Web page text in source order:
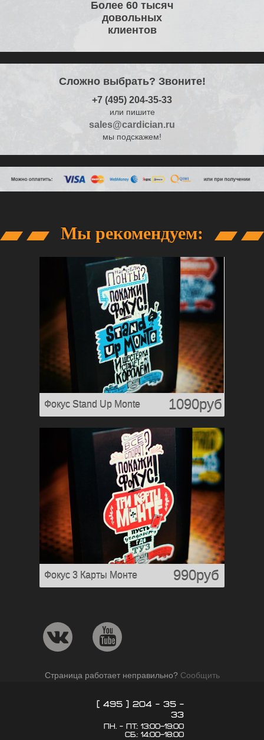
Более 60 тысяч
довольных
клиентов
Сложно выбрать? Звоните!
+7 (495) 204-35-33
или пишите
sales@cardician.ru
мы подскажем!
Мы рекомендуем:
Фокус Stand Up Monte 1090руб
Фокус 3 Карты Монте 990руб
Страница работает неправильно? Сообщить
[ 495 ] 204 - 35 -
33
пн. - пт.: 13:00–19:00
сб.: 14:00–18:00